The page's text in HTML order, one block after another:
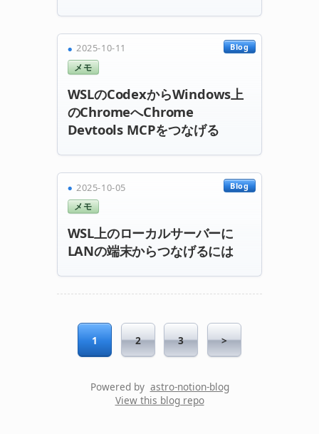
Blog
2025-10-11
メモ
WSLのCodexからWindows上
のChromeへChrome
Devtools MCPをつなげる
Blog
2025-10-05
メモ
WSL上のローカルサーバーに
LANの端末からつなげるには
1 2 3 >
Powered by astro-notion-blog
View this blog repo